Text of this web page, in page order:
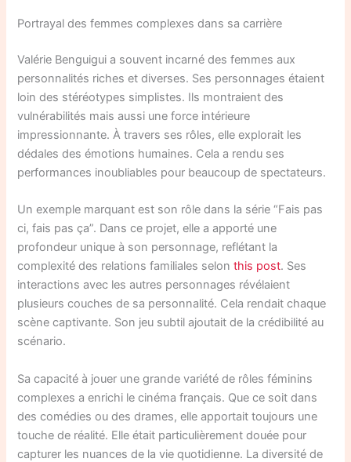
Portrayal des femmes complexes dans sa carrière
Valérie Benguigui a souvent incarné des femmes aux
personnalités riches et diverses. Ses personnages étaient
loin des stéréotypes simplistes. Ils montraient des
vulnérabilités mais aussi une force intérieure
impressionnante. À travers ses rôles, elle explorait les
dédales des émotions humaines. Cela a rendu ses
performances inoubliables pour beaucoup de spectateurs.
Un exemple marquant est son rôle dans la série “Fais pas
ci, fais pas ça”. Dans ce projet, elle a apporté une
profondeur unique à son personnage, reflétant la
complexité des relations familiales selonthis post. Ses
interactions avec les autres personnages révélaient
plusieurs couches de sa personnalité. Cela rendait chaque
scène captivante. Son jeu subtil ajoutait de la crédibilité au
scénario.
Sa capacité à jouer une grande variété de rôles féminins
complexes a enrichi le cinéma français. Que ce soit dans
des comédies ou des drames, elle apportait toujours une
touche de réalité. Elle était particulièrement douée pour
capturer les nuances de la vie quotidienne. La diversité de